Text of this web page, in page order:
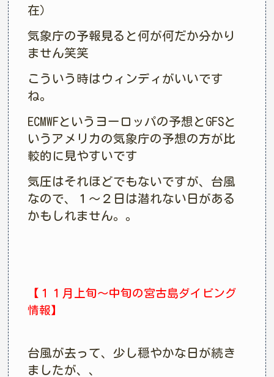
在）
気象庁の予報見ると何が何だか分かり
ません笑笑
こういう時はウィンディがいいです
ね。
ECMWFというヨーロッパの予想とGFSと
いうアメリカの気象庁の予想の方が比
較的に見やすいです
気圧はそれほどでもないですが、台風
なので、１〜２日は潜れない日がある
かもしれません。。
【１１月上旬〜中旬の宮古島ダイビング
情報】
台風が去って、少し穏やかな日が続き
ましたが、、